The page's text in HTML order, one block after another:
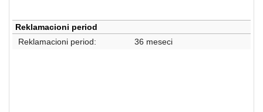
Reklamacioni period
Reklamacioni period:
36 meseci